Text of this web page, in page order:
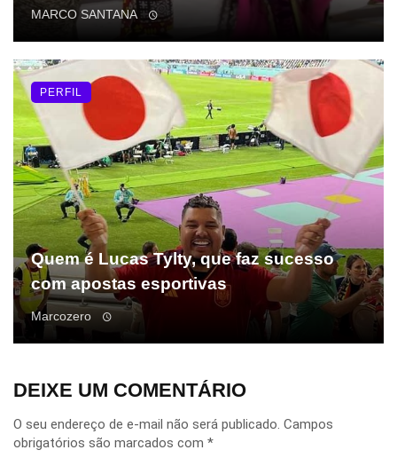
MARCO SANTANA
Quem é Lucas Tylty, que faz sucesso
com apostas esportivas
Marcozero
PERFIL
DEIXE UM COMENTÁRIO
O seu endereço de e-mail não será publicado. Campos
obrigatórios são marcados com *